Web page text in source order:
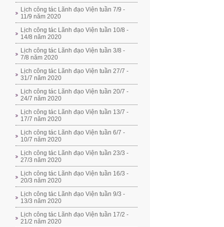
Lịch công tác Lãnh đạo Viện tuần 7/9 -
11/9 năm 2020
Lịch công tác Lãnh đạo Viện tuần 10/8 -
14/8 năm 2020
Lịch công tác Lãnh đạo Viện tuần 3/8 -
7/8 năm 2020
Lịch công tác Lãnh đạo Viện tuần 27/7 -
31/7 năm 2020
Lịch công tác Lãnh đạo Viện tuần 20/7 -
24/7 năm 2020
Lịch công tác Lãnh đạo Viện tuần 13/7 -
17/7 năm 2020
Lịch công tác Lãnh đạo Viện tuần 6/7 -
10/7 năm 2020
Lịch công tác Lãnh đạo Viện tuần 23/3 -
27/3 năm 2020
Lịch công tác Lãnh đạo Viện tuần 16/3 -
20/3 năm 2020
Lịch công tác Lãnh đạo Viện tuần 9/3 -
13/3 năm 2020
Lịch công tác Lãnh đạo Viện tuần 17/2 -
21/2 năm 2020